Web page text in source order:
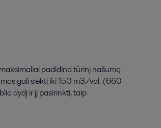
padidina tūrinį našumą
gali siekti iki 150 m3/val. (660
dydį ir jį pasirinkti, taip